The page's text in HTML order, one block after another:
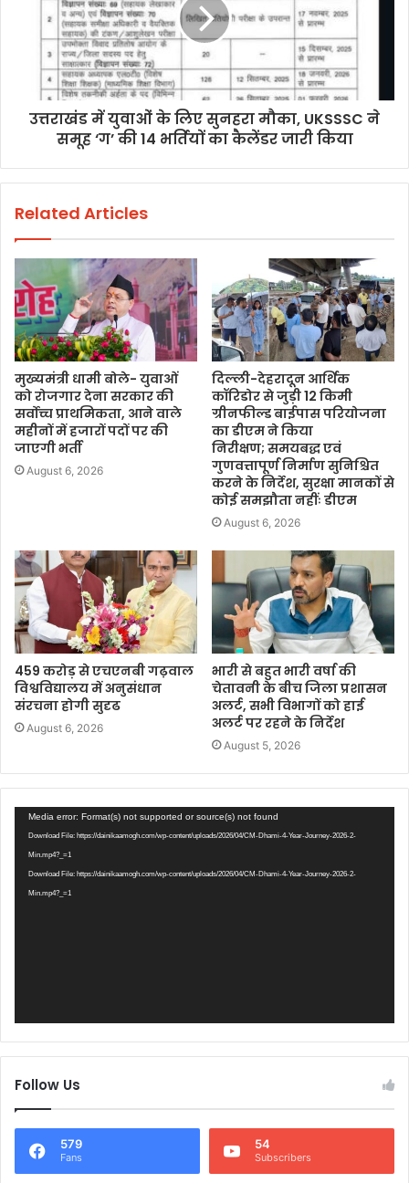
उत्तराखंड में युवाओं के लिए सुनहरा मौका, UKSSSC ने
समूह ‘ग’ की 14 भर्तियों का कैलेंडर जारी किया
Related Articles
मुख्यमंत्री धामी बोले- युवाओं
को रोजगार देना सरकार की
सर्वोच्च प्राथमिकता, आने वाले
महीनों में हजारों पदों पर की
जाएगी भर्ती
August 6, 2026
दिल्ली-देहरादून आर्थिक
कॉरिडोर से जुड़ी 12 किमी
ग्रीनफील्ड बाईपास परियोजना
का डीएम ने किया
निरीक्षण; समयबद्ध एवं
गुणवत्तापूर्ण निर्माण सुनिश्चित
करने के निर्देश, सुरक्षा मानकों से
कोई समझौता नहींः डीएम
August 6, 2026
459 करोड़ से एचएनबी गढ़वाल
विश्वविद्यालय में अनुसंधान
संरचना होगी सुदृढ
August 6, 2026
भारी से बहुत भारी वर्षा की
चेतावनी के बीच जिला प्रशासन
अलर्ट, सभी विभागों को हाई
अलर्ट पर रहने के निर्देश
August 5, 2026
Video
Player
Media error: Format(s) not supported or source(s) not found
Download File: https://dainikaamogh.com/wp-content/uploads/2026/04/CM-Dhami-4-Year-Journey-2026-2-
Min.mp4?_=1
Download File: https://dainikaamogh.com/wp-content/uploads/2026/04/CM-Dhami-4-Year-Journey-2026-2-
Min.mp4?_=1
Follow Us
579
Fans
54
Subscribers